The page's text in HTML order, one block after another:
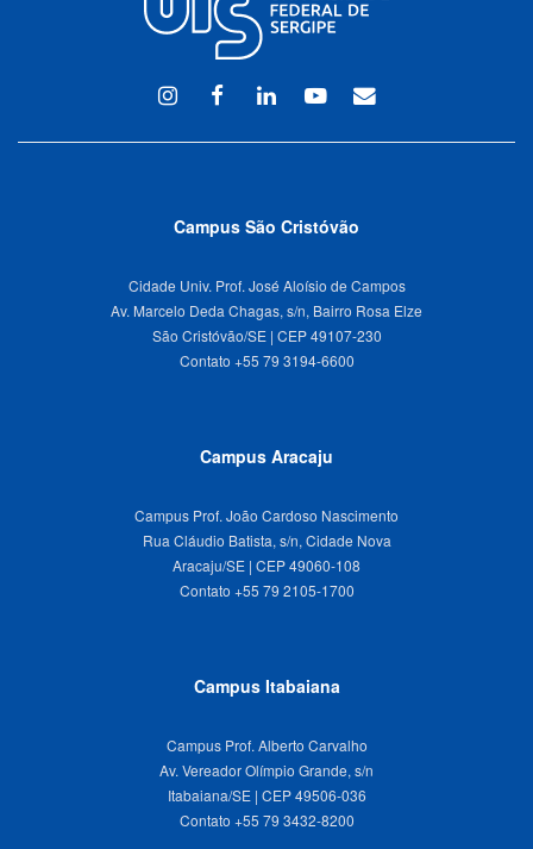
InstagramFacebook
LinkedinYoutubeWEBMAIL
Campus São Cristóvão
Cidade Univ. Prof. José Aloísio de Campos
Av. Marcelo Deda Chagas, s/n, Bairro Rosa Elze
São Cristóvão/SE | CEP 49107-230
Campus Aracaju
Campus Prof. João Cardoso Nascimento
Rua Cláudio Batista, s/n, Cidade Nova
Aracaju/SE | CEP 49060-108
Campus Itabaiana
Campus Prof. Alberto Carvalho
Av. Vereador Olímpio Grande, s/n
Itabaiana/SE | CEP 49506-036